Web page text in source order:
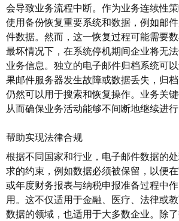
会导致业务流程中断。作为业务连续性
使用备份恢复重要系统和数据，例如邮
件数据。然而，这一恢复过程可能需要
最坏情况下，在系统停机期间企业将无
业务信息。独立的电子邮件归档系统可
果邮件服务器发生故障或数据丢失，归
仍然可以用于搜索和恢复操作。业务关键
从而确保业务活动能够不间断地继续进行
帮助实现法律合规
根据不同国家和行业，电子邮件数据的
求的约束，例如数据必须被保留，以便在
或年度财务报表与纳税申报准备过程中
用。这不仅适用于金融、医疗、法律或
数据的领域，也适用于大多数企业。除了